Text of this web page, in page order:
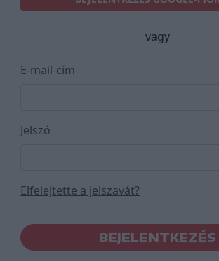
vagy
E-mail-cím
Jelszó
Elfelejtette a jelszavát?
BEJELENTKEZÉS